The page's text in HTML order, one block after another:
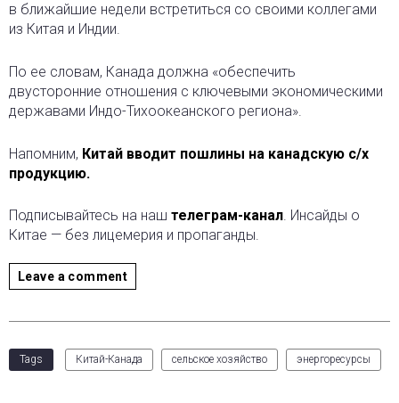
в ближайшие недели встретиться со своими коллегами
из Китая и Индии.
По ее словам, Канада должна «обеспечить
двусторонние отношения с ключевыми экономическими
державами Индо-Тихоокеанского региона».
Напомним, Китай вводит пошлины на канадскую с/х
продукцию.
Подписывайтесь на наш телеграм-канал. Инсайды о
Китае — без лицемерия и пропаганды.
Leave a comment
Tags Китай-Канада сельское хозяйство энергоресурсы